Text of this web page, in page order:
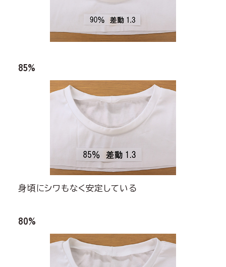
85%
身頃にシワもなく安定している
80%